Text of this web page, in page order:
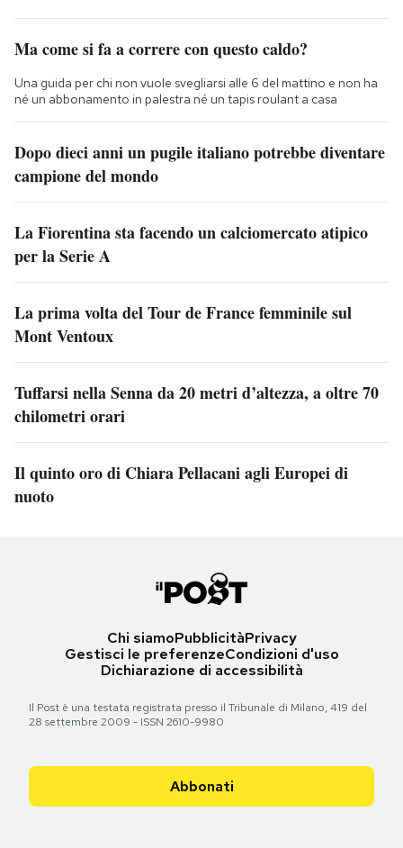
Ma come si fa a correre con questo caldo?
Una guida per chi non vuole svegliarsi alle 6 del mattino e non ha
né un abbonamento in palestra né un tapis roulant a casa
Dopo dieci anni un pugile italiano potrebbe diventare
campione del mondo
La Fiorentina sta facendo un calciomercato atipico
per la Serie A
La prima volta del Tour de France femminile sul
Mont Ventoux
Tuffarsi nella Senna da 20 metri d’altezza, a oltre 70
chilometri orari
Il quinto oro di Chiara Pellacani agli Europei di
nuoto
Chi siamoPubblicitàPrivacy
Gestisci le preferenzeCondizioni d'uso
Dichiarazione di accessibilità
Il Post è una testata registrata presso il Tribunale di Milano, 419 del
28 settembre 2009 - ISSN 2610-9980
Abbonati